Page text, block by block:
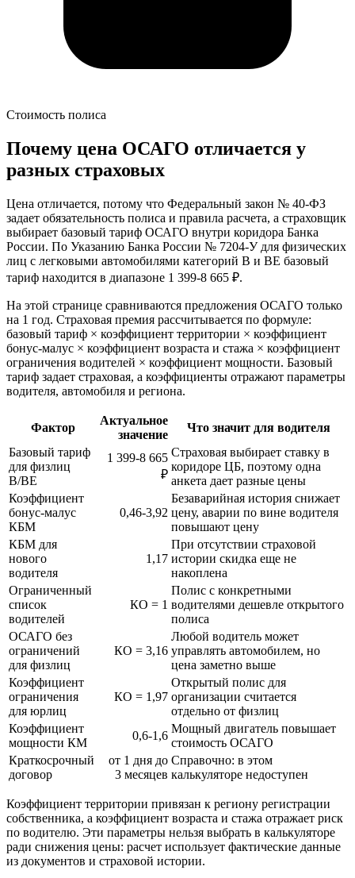
Стоимость полиса
Почему цена ОСАГО отличается у
разных страховых
Цена отличается, потому что Федеральный закон № 40-ФЗ
задает обязательность полиса и правила расчета, а страховщик
выбирает базовый тариф ОСАГО внутри коридора Банка
России. По Указанию Банка России № 7204-У для физических
лиц с легковыми автомобилями категорий B и BE базовый
тариф находится в диапазоне 1 399-8 665 ₽.
На этой странице сравниваются предложения ОСАГО только
на 1 год. Страховая премия рассчитывается по формуле:
базовый тариф × коэффициент территории × коэффициент
бонус-малус × коэффициент возраста и стажа × коэффициент
ограничения водителей × коэффициент мощности. Базовый
тариф задает страховая, а коэффициенты отражают параметры
водителя, автомобиля и региона.
Фактор
Актуальное
значение
Что значит для водителя
Базовый тариф
для физлиц
B/BE
1 399-8 665
₽
Страховая выбирает ставку в
коридоре ЦБ, поэтому одна
анкета дает разные цены
Коэффициент
бонус-малус
КБМ
0,46-3,92
Безаварийная история снижает
цену, аварии по вине водителя
повышают цену
КБМ для
нового
водителя
1,17
При отсутствии страховой
истории скидка еще не
накоплена
Ограниченный
список
водителей
КО = 1
Полис с конкретными
водителями дешевле открытого
полиса
ОСАГО без
ограничений
для физлиц
КО = 3,16
Любой водитель может
управлять автомобилем, но
цена заметно выше
Коэффициент
ограничения
для юрлиц
КО = 1,97
Открытый полис для
организации считается
отдельно от физлиц
Коэффициент
мощности КМ
0,6-1,6
Мощный двигатель повышает
стоимость ОСАГО
Краткосрочный
договор
от 1 дня до
3 месяцев
Справочно: в этом
калькуляторе недоступен
Коэффициент территории привязан к региону регистрации
собственника, а коэффициент возраста и стажа отражает риск
по водителю. Эти параметры нельзя выбрать в калькуляторе
ради снижения цены: расчет использует фактические данные
из документов и страховой истории.